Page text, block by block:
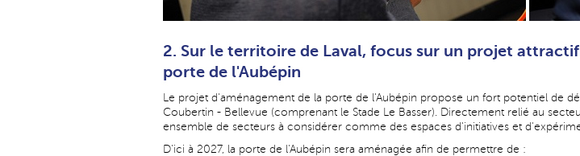
2. Sur le territoire de Laval, focus sur un projet
porte de l'Aubépin
Le projet d'aménagement de la porte de l'Aubépin propose un fort potentiel de
Coubertin - Bellevue (comprenant le Stade Le Basser). Directement relié au
ensemble de secteurs à considérer comme des espaces d'initiatives et
D'ici à 2027, la porte de l'Aubépin sera aménagée afin de permettre de :